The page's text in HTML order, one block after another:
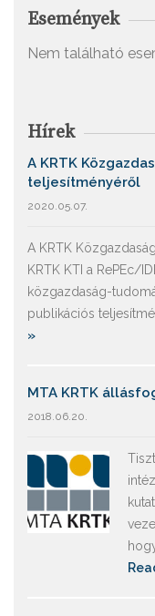
Események
Nem található
Hírek
A KRTK
teljesítményéről
2020.05.07.
A KRTK
KRTK KTI a RePEc/
közgazdaság-
publikációs
»
MTA KRTK
2018.06.20.